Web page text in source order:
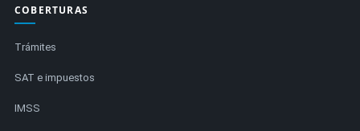
COBERTURAS
Trámites
SAT e impuestos
IMSS